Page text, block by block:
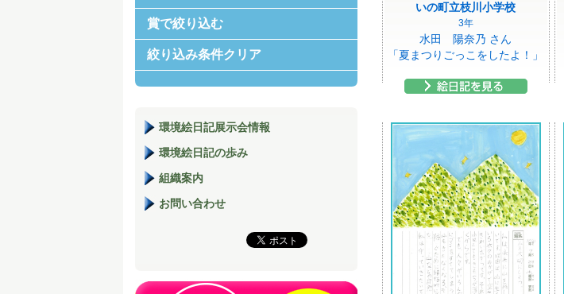
いの町立枝川小学校
3年
水田 陽奈乃 さん
「夏まつりごっこをしたよ！」
賞で絞り込む
絞り込み条件クリア
環境絵日記展示会情報
環境絵日記の歩み
組織案内
お問い合わせ